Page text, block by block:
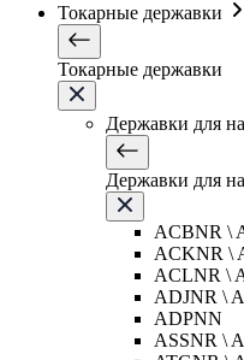
Токарные державки
Токарные державки
Державки для
Державки для
ACBNR \
ACKNR \
ACLNR \
ADJNR \
ADPNN
ASSNR \